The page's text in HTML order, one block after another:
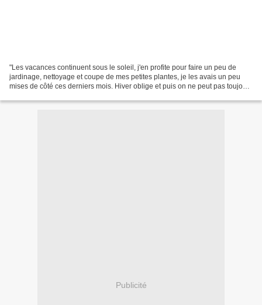
"Les vacances continuent sous le soleil, j'en profite pour faire un peu de
jardinage, nettoyage et coupe de mes petites plantes, je les avais un peu
mises de côté ces derniers mois. Hiver oblige et puis on ne peut pas toujours
Publicité